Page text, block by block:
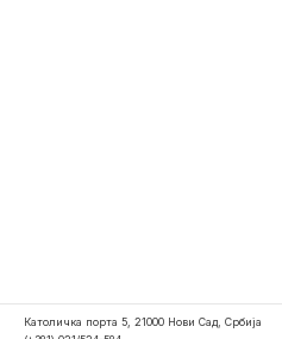
Католичка порта 5, 21000 Нови Сад, Србија